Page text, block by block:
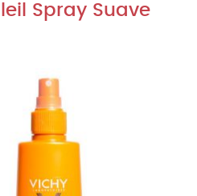
Spray Suave